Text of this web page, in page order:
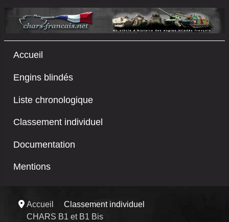
Accueil
Engins blindés
Liste chronologique
Classement individuel
Documentation
Mentions
Accueil
Classement individuel
CHARS B1 et B1 Bis